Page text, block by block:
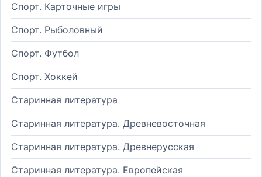
Спорт. Карточные игры
Спорт. Рыболовный
Спорт. Футбол
Спорт. Хоккей
Старинная литература
Старинная литература. Древневосточная
Старинная литература. Древнерусская
Старинная литература. Европейская